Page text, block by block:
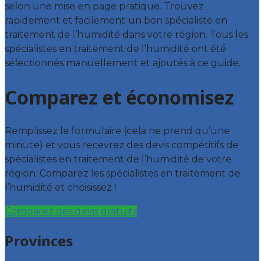
selon une mise en page pratique. Trouvez
rapidement et facilement un bon spécialiste en
traitement de l’humidité dans votre région. Tous les
spécialistes en traitement de l’humidité ont été
sélectionnés manuellement et ajoutés à ce guide.
Comparez et économisez
Remplissez le formulaire (cela ne prend qu’une
minute) et vous recevrez des devis compétitifs de
spécialistes en traitement de l’humidité de votre
région. Comparez les spécialistes en traitement de
l’humidité et choisissez !
Comparez des devis gratuits
Provinces